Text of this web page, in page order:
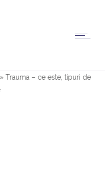
» Trauma – ce este, tipuri de